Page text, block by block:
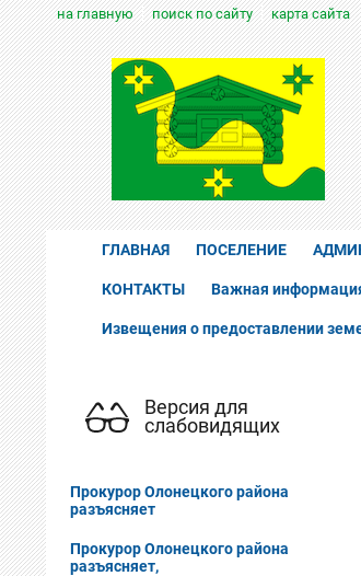
на главную поиск по сайту карта сайта
ГЛАВНАЯ ПОСЕЛЕНИЕ
КОНТАКТЫ Важная
Извещения о предоставлении
Версия для
слабовидящих
Прокурор Олонецкого района
разъясняет
Прокурор Олонецкого района
разъясняет,